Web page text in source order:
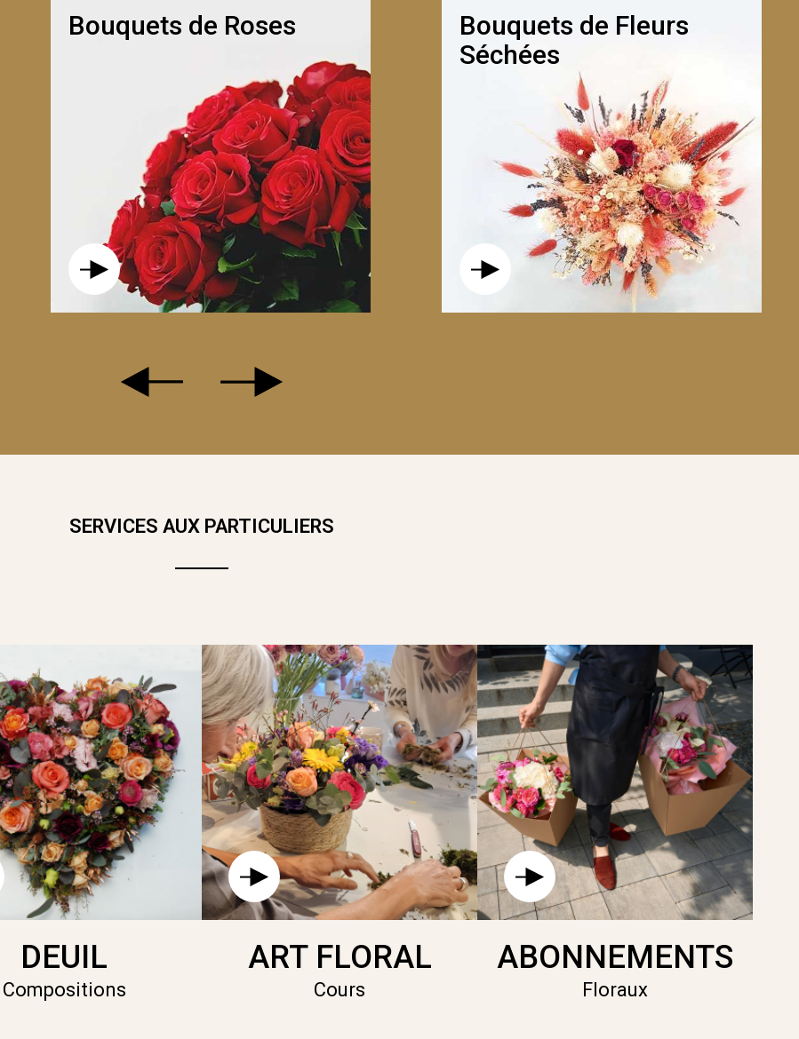
Bouquets de Roses
Bouquets de Fleurs
Séchées
SERVICES AUX PARTICULIERS
DEUIL
Compositions
ART FLORAL
Cours
ABONNEMENTS
Floraux
NOTRE BOUQUET DE 20 ROSES ORANGES, ROSES ET ROUGES, SOIGNEUSEMENT SÉLECTIONNÉES